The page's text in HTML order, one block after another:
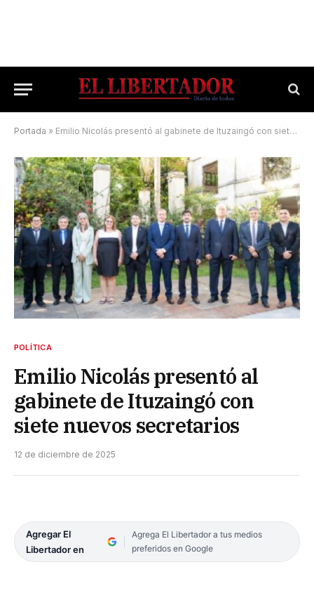
Portada » Emilio Nicolás presentó al gabinete de Ituzaingó con siete nuevos secretarios
POLÍTICA
Emilio Nicolás presentó al
gabinete de Ituzaingó con
siete nuevos secretarios
12 de diciembre de 2025
Agregar El
Libertador en
Agrega El Libertador a tus medios
preferidos en Google